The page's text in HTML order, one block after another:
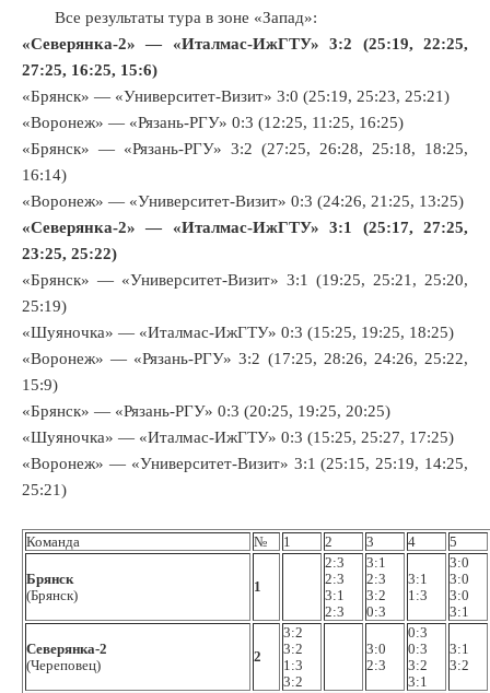
Все результаты тура в зоне «Запад»:
«Северянка-2» — «Италмас-ИжГТУ» 3:2 (25:19, 22:25,
27:25, 16:25, 15:6)
«Брянск» — «Университет-Визит» 3:0 (25:19, 25:23, 25:21)
«Воронеж» — «Рязань-РГУ» 0:3 (12:25, 11:25, 16:25)
«Брянск» — «Рязань-РГУ» 3:2 (27:25, 26:28, 25:18, 18:25,
16:14)
«Воронеж» — «Университет-Визит» 0:3 (24:26, 21:25, 13:25)
«Северянка-2» — «Италмас-ИжГТУ» 3:1 (25:17, 27:25,
23:25, 25:22)
«Брянск» — «Университет-Визит» 3:1 (19:25, 25:21, 25:20,
25:19)
«Шуяночка» — «Италмас-ИжГТУ» 0:3 (15:25, 19:25, 18:25)
«Воронеж» — «Рязань-РГУ» 3:2 (17:25, 28:26, 24:26, 25:22,
15:9)
«Брянск» — «Рязань-РГУ» 0:3 (20:25, 19:25, 20:25)
«Шуяночка» — «Италмас-ИжГТУ» 0:3 (15:25, 25:27, 17:25)
«Воронеж» — «Университет-Визит» 3:1 (25:15, 25:19, 14:25,
25:21)
Команда № 1 2 3 4 5
Брянск
(Брянск)
1
2:3
2:3
3:1
2:3
3:1
2:3
3:2
0:3
3:1
1:3
3:0
3:0
3:0
3:1
Северянка-2
(Череповец)
2
3:2
3:2
1:3
3:2
3:0
2:3
0:3
0:3
3:2
3:1
3:1
3:2